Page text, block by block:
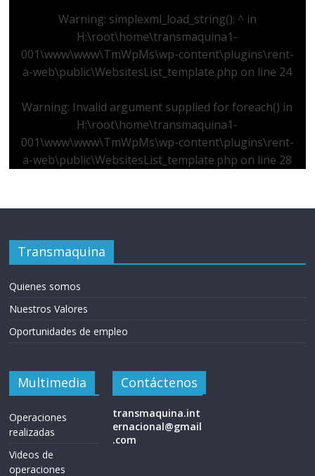
Warning: simplexml_load_string(): ^ in
H:\root\home\transmaquina1-
001\www\www\TmWpMs\wp-content\plugins\rent-
a-web\public\WebsitesList_template.php on line 24
Warning: Invalid argument supplied for foreach() in
H:\root\home\transmaquina1-
001\www\www\TmWpMs\wp-content\plugins\rent-
a-web\public\WebsitesList_template.php on line 28
Transmaquina
Quienes somos
Nuestros Valores
Oportunidades de empleo
Multimedia
Operaciones
realizadas
Videos de
operaciones
Contáctenos
transmaquina.int
ernacional@gmail
.com